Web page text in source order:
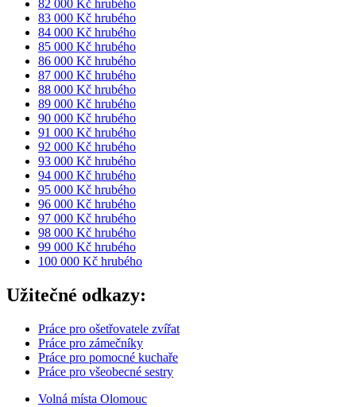
82 000 Kč hrubého
83 000 Kč hrubého
84 000 Kč hrubého
85 000 Kč hrubého
86 000 Kč hrubého
87 000 Kč hrubého
88 000 Kč hrubého
89 000 Kč hrubého
90 000 Kč hrubého
91 000 Kč hrubého
92 000 Kč hrubého
93 000 Kč hrubého
94 000 Kč hrubého
95 000 Kč hrubého
96 000 Kč hrubého
97 000 Kč hrubého
98 000 Kč hrubého
99 000 Kč hrubého
100 000 Kč hrubého
Užitečné odkazy:
Práce pro ošetřovatele zvířat
Práce pro zámečníky
Práce pro pomocné kuchaře
Práce pro všeobecné sestry
Volná místa Olomouc